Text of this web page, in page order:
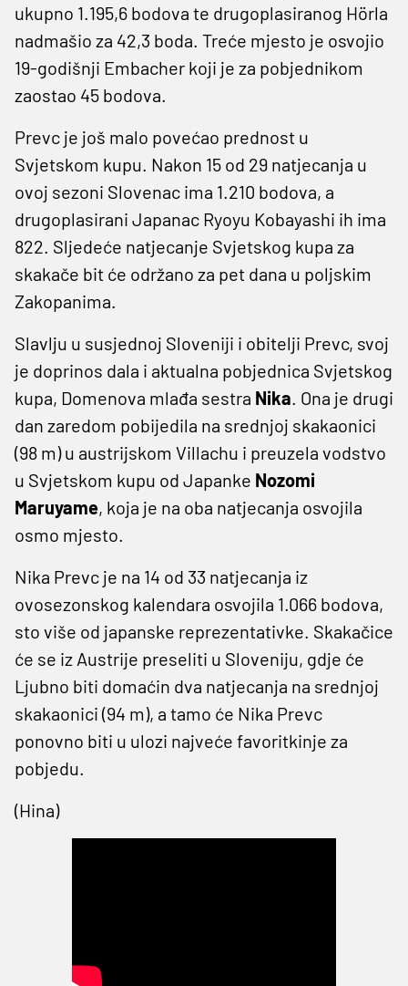
ukupno 1.195,6 bodova te drugoplasiranog Hörla
nadmašio za 42,3 boda. Treće mjesto je osvojio
19-godišnji Embacher koji je za pobjednikom
zaostao 45 bodova.
Prevc je još malo povećao prednost u
Svjetskom kupu. Nakon 15 od 29 natjecanja u
ovoj sezoni Slovenac ima 1.210 bodova, a
drugoplasirani Japanac Ryoyu Kobayashi ih ima
822. Sljedeće natjecanje Svjetskog kupa za
skakače bit će održano za pet dana u poljskim
Zakopanima.
Slavlju u susjednoj Sloveniji i obitelji Prevc, svoj
je doprinos dala i aktualna pobjednica Svjetskog
kupa, Domenova mlađa sestra Nika. Ona je drugi
dan zaredom pobijedila na srednjoj skakaonici
(98 m) u austrijskom Villachu i preuzela vodstvo
u Svjetskom kupu od Japanke Nozomi
Maruyame, koja je na oba natjecanja osvojila
osmo mjesto.
Nika Prevc je na 14 od 33 natjecanja iz
ovosezonskog kalendara osvojila 1.066 bodova,
sto više od japanske reprezentativke. Skakačice
će se iz Austrije preseliti u Sloveniju, gdje će
Ljubno biti domaćin dva natjecanja na srednjoj
skakaonici (94 m), a tamo će Nika Prevc
ponovno biti u ulozi najveće favoritkinje za
pobjedu.
(Hina)